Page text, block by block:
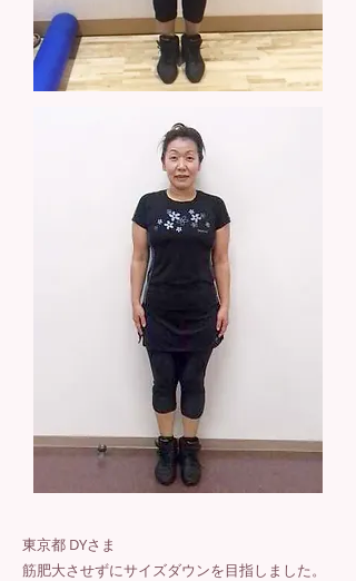
東京都 DYさま
筋肥大させずにサイズダウンを目指しました。